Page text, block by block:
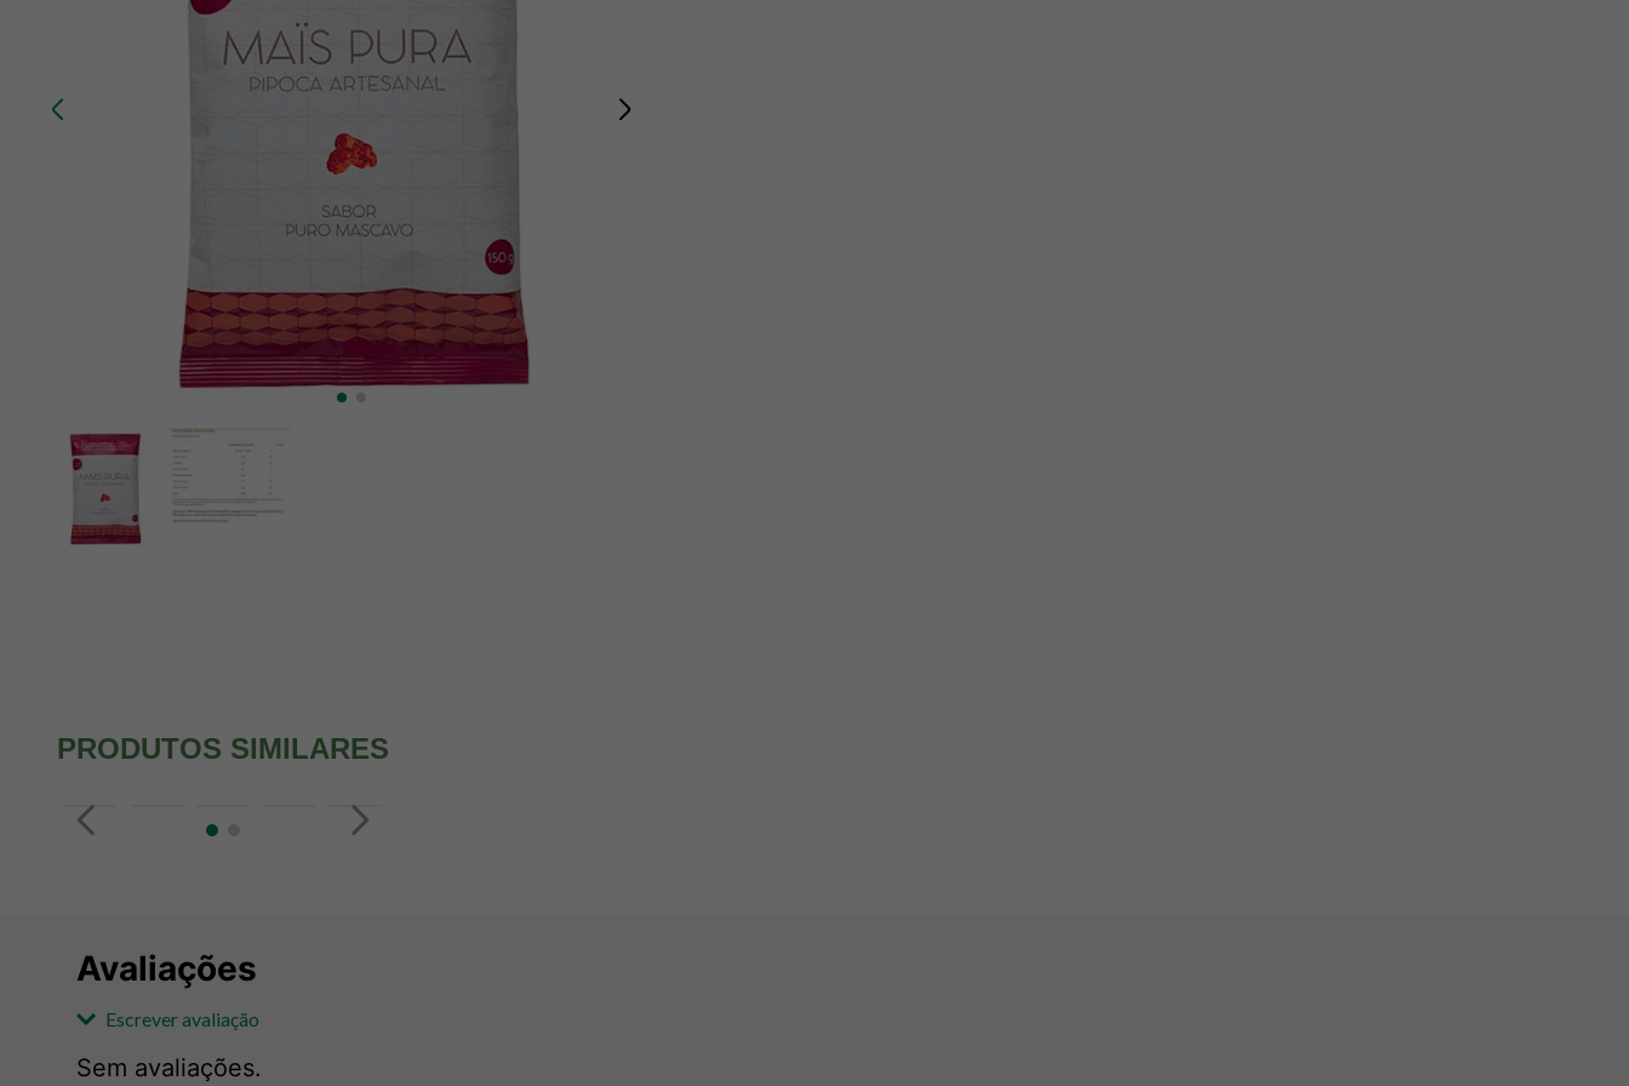
PRODUTOS SIMILARES
Avaliações
Escrever avaliação
Sem avaliações.
chá